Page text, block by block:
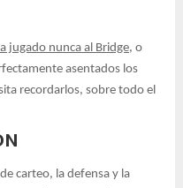
jugado nunca al Bridge, o
asentados los
recordarlos, sobre todo el
carteo, la defensa y la